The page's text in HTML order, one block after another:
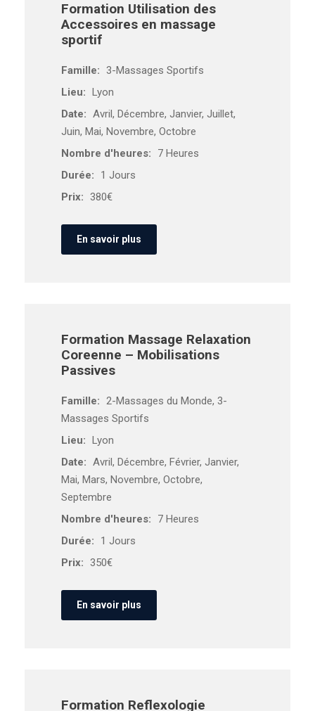
Formation Utilisation des
Accessoires en massage
sportif
Famille: 3-Massages Sportifs
Lieu: Lyon
Date: Avril, Décembre, Janvier, Juillet,
Juin, Mai, Novembre, Octobre
Nombre d'heures:
7 Heures
Durée:
1 Jours
Prix: 380€
En savoir plus
Formation Massage Relaxation
Coreenne – Mobilisations
Passives
Famille: 2-Massages du Monde, 3-
Massages Sportifs
Lieu: Lyon
Date: Avril, Décembre, Février, Janvier,
Mai, Mars, Novembre, Octobre,
Septembre
Nombre d'heures:
7 Heures
Durée:
1 Jours
Prix: 350€
En savoir plus
Formation Reflexologie